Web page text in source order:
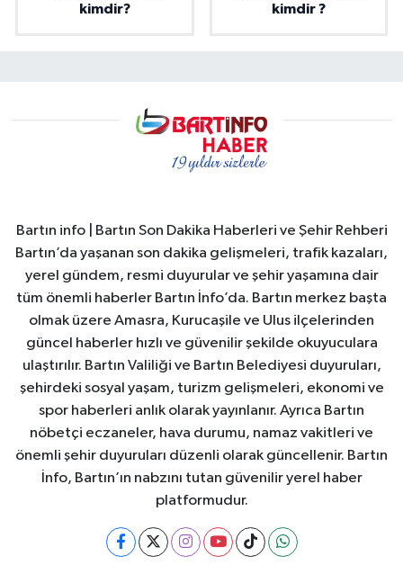
kimdir?
kimdir ?
Bartın info | Bartın Son Dakika Haberleri ve Şehir Rehberi
Bartın’da yaşanan son dakika gelişmeleri, trafik kazaları,
yerel gündem, resmi duyurular ve şehir yaşamına dair
tüm önemli haberler Bartın İnfo’da. Bartın merkez başta
olmak üzere Amasra, Kurucaşile ve Ulus ilçelerinden
güncel haberler hızlı ve güvenilir şekilde okuyuculara
ulaştırılır. Bartın Valiliği ve Bartın Belediyesi duyuruları,
şehirdeki sosyal yaşam, turizm gelişmeleri, ekonomi ve
spor haberleri anlık olarak yayınlanır. Ayrıca Bartın
nöbetçi eczaneler, hava durumu, namaz vakitleri ve
önemli şehir duyuruları düzenli olarak güncellenir. Bartın
İnfo, Bartın’ın nabzını tutan güvenilir yerel haber
platformudur.